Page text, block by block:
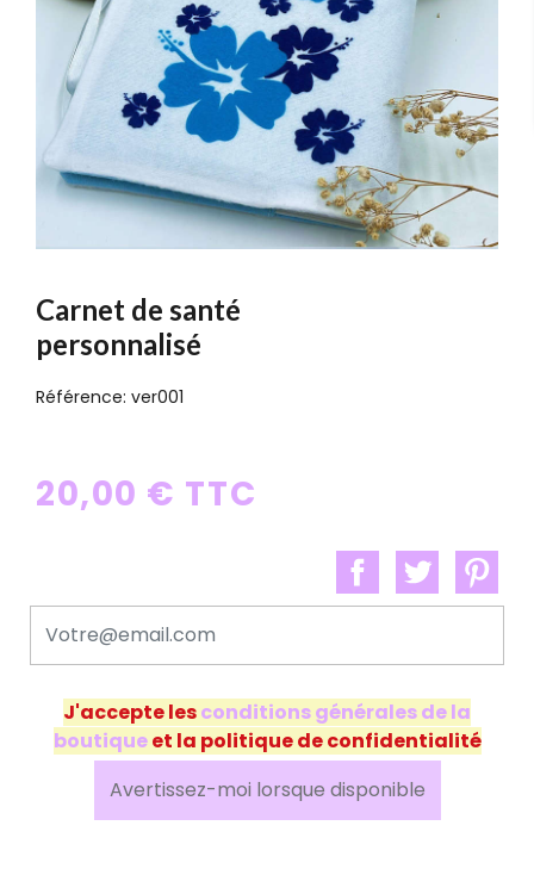
Carnet de santé
personnalisé
Référence: ver001
20,00 € TTC
J'accepte lesconditions générales de la
boutiqueet la politique de confidentialité
Avertissez-moi lorsque disponible